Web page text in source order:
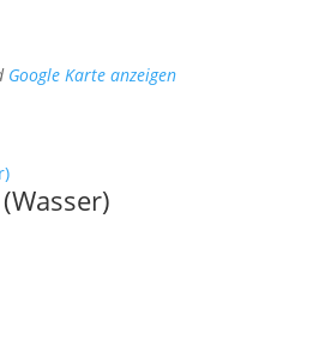
Google Karte anzeigen